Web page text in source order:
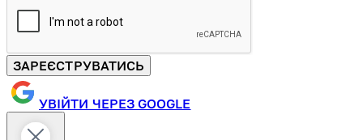
ЗАРЕЄСТРУВАТИСЬ
УВІЙТИ ЧЕРЕЗ GOOGLE